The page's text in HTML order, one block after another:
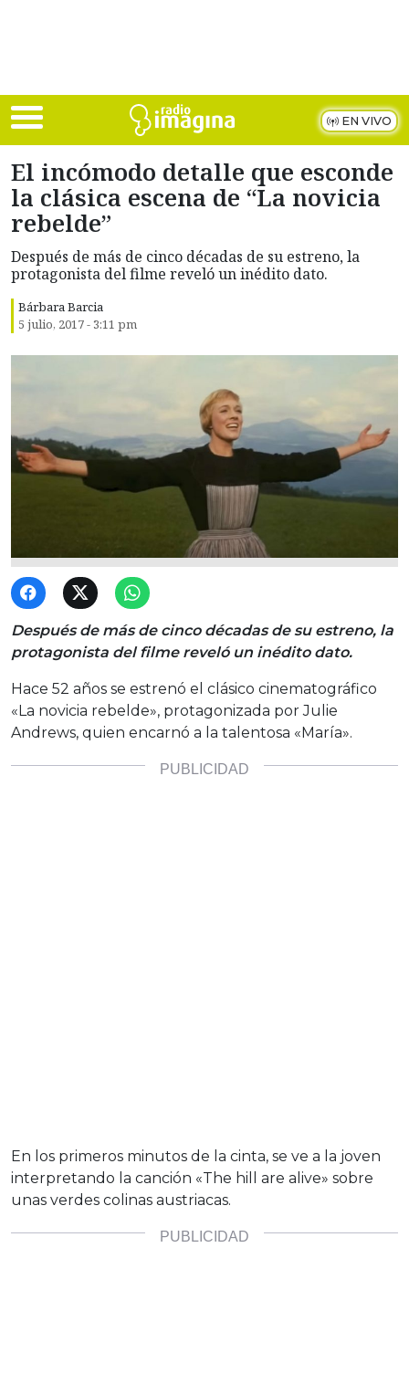
EN VIVO
El incómodo detalle que esconde
la clásica escena de “La novicia
rebelde”
Después de más de cinco décadas de su estreno, la
protagonista del filme reveló un inédito dato.
Bárbara Barcia
5 julio, 2017 - 3:11 pm
Después de más de cinco décadas de su estreno, la
protagonista del filme reveló un inédito dato.
Hace 52 años se estrenó el clásico cinematográfico
«La novicia rebelde», protagonizada por Julie
Andrews, quien encarnó a la talentosa «María».
En los primeros minutos de la cinta, se ve a la joven
interpretando la canción «The hill are alive» sobre
unas verdes colinas austriacas.